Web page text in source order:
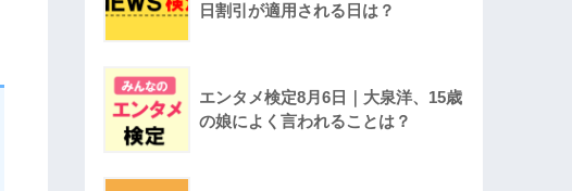
日割引が適用される日は？
エンタメ検定8月6日｜大泉洋、15歳
の娘によく言われることは？